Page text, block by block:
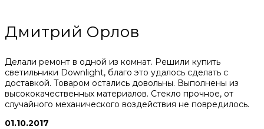
Дмитрий Орлов
Делали ремонт в одной из комнат. Решили купить
светильники Downlight, благо это удалось сделать с
доставкой. Товаром остались довольны. Выполнены из
высококачественных материалов. Стекло прочное, от
случайного механического воздействия не повредилось.
01.10.2017